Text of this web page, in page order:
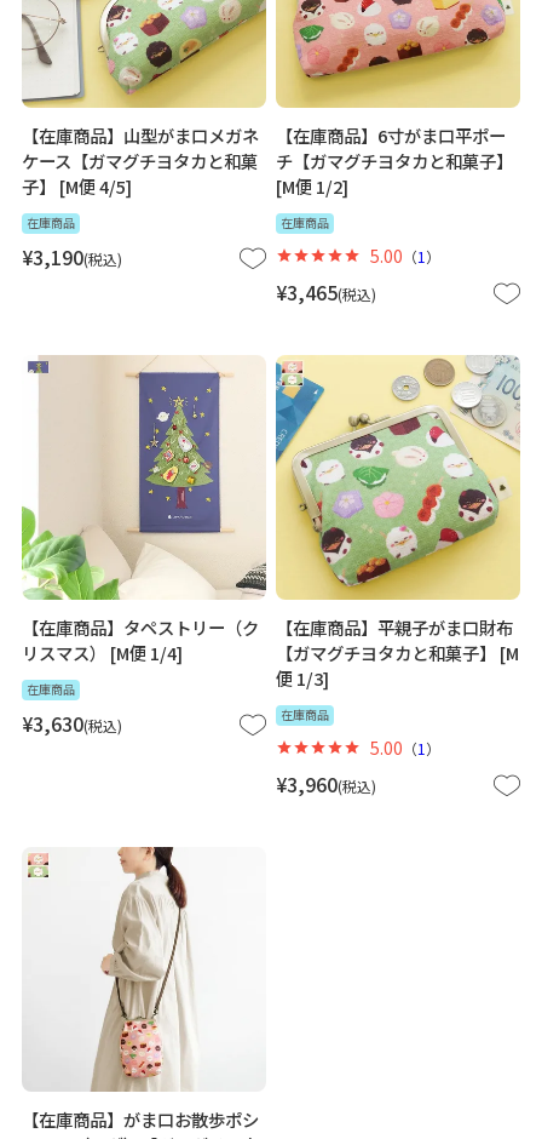
【在庫商品】山型がま口メガネ
ケース【ガマグチヨタカと和菓
子】 [M便 4/5]
在庫商品
¥3,190 税込
【在庫商品】6寸がま口平ポー
チ【ガマグチヨタカと和菓子】
[M便 1/2]
在庫商品
¥3,465 税込
5.00 （1 ）
【在庫商品】タペストリー（ク
リスマス） [M便 1/4]
在庫商品
¥3,630 税込
【在庫商品】平親子がま口財布
【ガマグチヨタカと和菓子】 [M
便 1/3]
在庫商品
¥3,960 税込
5.00 （1 ）
【在庫商品】がま口お散歩ポシ